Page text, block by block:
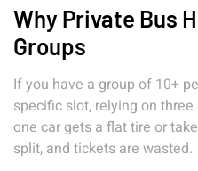
Why Private Bus
Groups
If you have a group of 10+
specific slot, relying on
one car gets a flat tire or
split, and tickets are wasted.